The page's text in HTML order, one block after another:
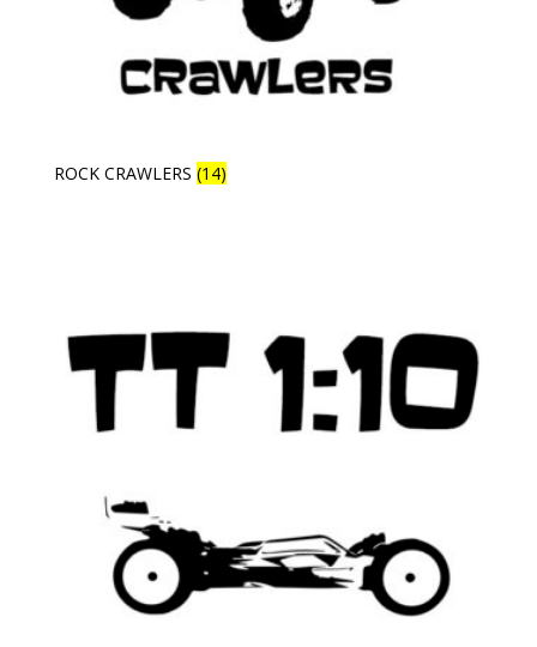
ROCK CRAWLERS (14)